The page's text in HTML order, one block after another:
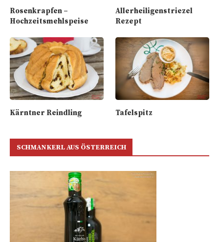
Rosenkrapfen –
Hochzeitsmehlspeise
Allerheiligenstriezel
Rezept
Kärntner Reindling Tafelspitz
SCHMANKERL AUS ÖSTERREICH